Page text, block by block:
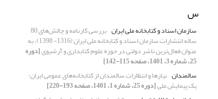
س
سازمان اسناد و کتابخانه ملی ایران بررسی کارنامه و چالش‌های 80
ساله انتشارات سازمان اسناد و کتابخانه ملی ایران (1316- 1398)، به
عنوان فعال‌ترین ناشر دولتی در حوزه علوم کتابداری و آرشیوی[دوره
25، شماره 3، 1401، صفحه 115-142]
سالمندان نیازها و انتظارات سالمندان از کتابخانه‌های عمومی ایران:
یک پیمایش ملی[دوره 25، شماره 1، 1401، صفحه 193-220]